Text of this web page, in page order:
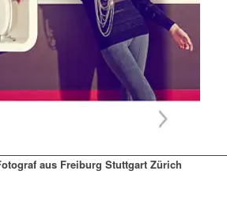
aus Freiburg Stuttgart Zürich